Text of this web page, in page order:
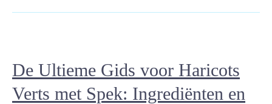
De Ultieme Gids voor Haricots
Verts met Spek: Ingrediënten en